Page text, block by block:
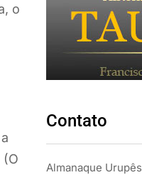
o
Contato
Almanaque Urupês